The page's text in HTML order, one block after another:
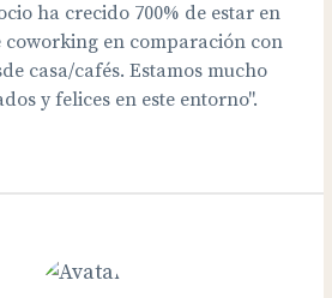
ha crecido 700% de estar en
coworking en comparación con
casa/cafés. Estamos mucho
y felices en este entorno".